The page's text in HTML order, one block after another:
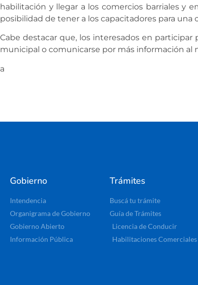
habilitación y llegar a los comercios barriales y
posibilidad de tener a los capacitadores para una
Cabe destacar que, los interesados en
municipal o comunicarse por más información al
a
Gobierno
Intendencia
Organigrama de Gobierno
Gobierno Abierto
Información Pública
Trámites
Buscá tu trámite
Guía de Trámites
Licencia de Conducir
Habilitaciones Comerciales